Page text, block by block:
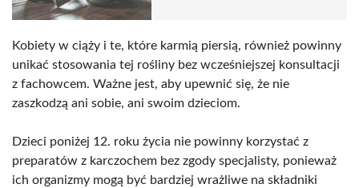
Kobiety w ciąży i te, które karmią piersią, również powinny
unikać stosowania tej rośliny bez wcześniejszej konsultacji
z fachowcem. Ważne jest, aby upewnić się, że nie
zaszkodzą ani sobie, ani swoim dzieciom.
Dzieci poniżej 12. roku życia nie powinny korzystać z
preparatów z karczochem bez zgody specjalisty, ponieważ
ich organizmy mogą być bardziej wrażliwe na składniki